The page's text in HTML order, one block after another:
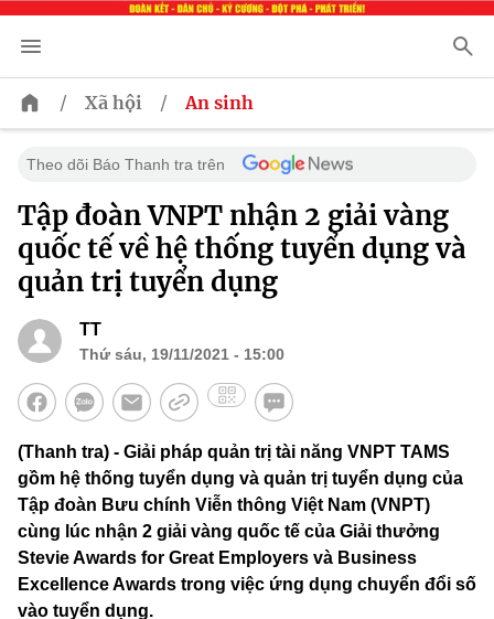
/ Xã hội / An sinh
Theo dõi Báo Thanh tra trên
Tập đoàn VNPT nhận 2 giải vàng
quốc tế về hệ thống tuyển dụng và
quản trị tuyển dụng
TT
Thứ sáu, 19/11/2021 - 15:00
(Thanh tra) - Giải pháp quản trị tài năng VNPT TAMS
gồm hệ thống tuyển dụng và quản trị tuyển dụng của
Tập đoàn Bưu chính Viễn thông Việt Nam (VNPT)
cùng lúc nhận 2 giải vàng quốc tế của Giải thưởng
Stevie Awards for Great Employers và Business
Excellence Awards trong việc ứng dụng chuyển đổi số
vào tuyển dụng.